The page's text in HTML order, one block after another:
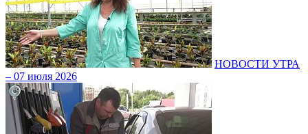
НОВОСТИ УТРА
– 07 июля 2026